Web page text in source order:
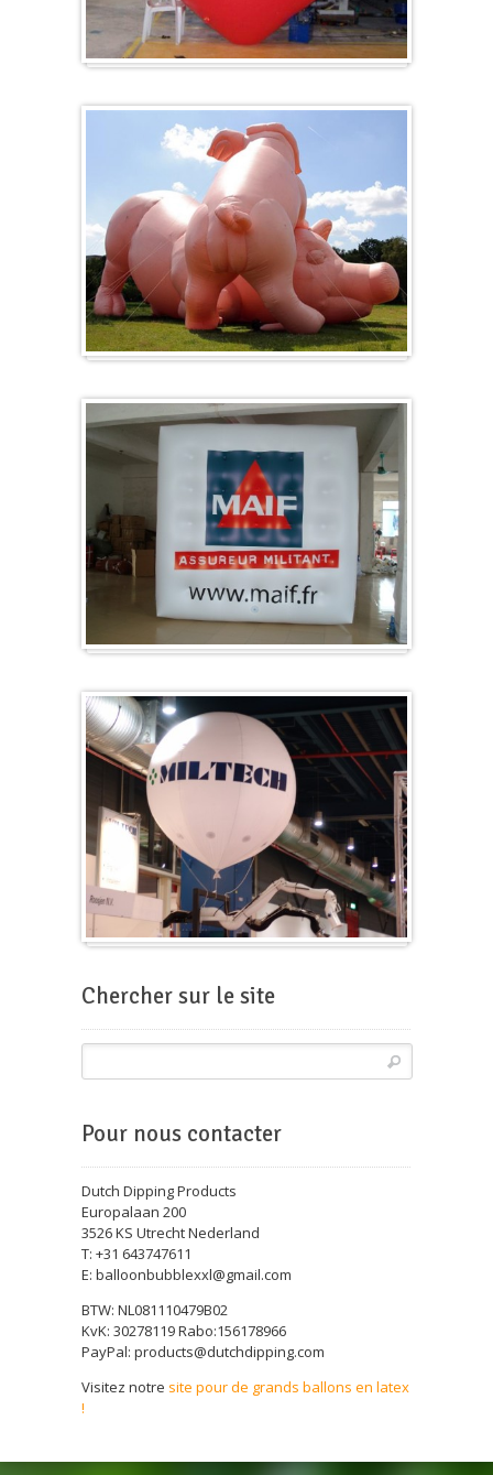
Chercher sur le site
Pour nous contacter
Dutch Dipping Products
Europalaan 200
3526 KS Utrecht Nederland
T: +31 643747611
E: balloonbubblexxl@gmail.com
BTW: NL081110479B02
KvK: 30278119 Rabo:156178966
PayPal: products@dutchdipping.com
Visitez notre site pour de grands ballons en latex
!